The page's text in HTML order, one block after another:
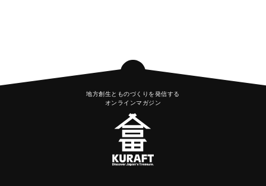
地方創生とものづくりを発信する
オンラインマガジン